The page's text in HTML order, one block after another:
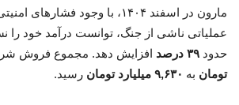
مارون در اسفند ۱۴۰۴، با وجود
حدود ۳۹ درصد افزایش دهد. مجموع فروش
تومان به ۹,۶۳۰ میلیارد تومان رسید.